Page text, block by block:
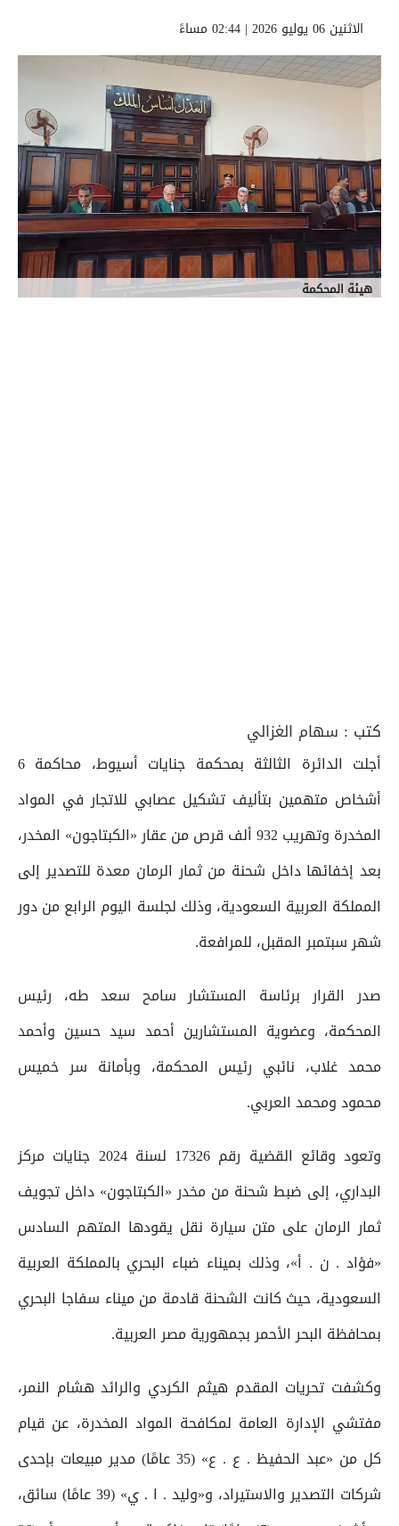
الاثنين 06 يوليو 2026 | 02:44 مساءً
هيئة المحكمة
كتب : سهام الغزالي
أجلت الدائرة الثالثة بمحكمة جنايات أسيوط، محاكمة 6
أشخاص متهمين بتأليف تشكيل عصابي للاتجار في المواد
المخدرة وتهريب 932 ألف قرص من عقار «الكبتاجون» المخدر،
بعد إخفائها داخل شحنة من ثمار الرمان معدة للتصدير إلى
المملكة العربية السعودية، وذلك لجلسة اليوم الرابع من دور
شهر سبتمبر المقبل، للمرافعة.
صدر القرار برئاسة المستشار سامح سعد طه، رئيس
المحكمة، وعضوية المستشارين أحمد سيد حسين وأحمد
محمد غلاب، نائبي رئيس المحكمة، وبأمانة سر خميس
محمود ومحمد العربي.
وتعود وقائع القضية رقم 17326 لسنة 2024 جنايات مركز
البداري، إلى ضبط شحنة من مخدر «الكبتاجون» داخل تجويف
ثمار الرمان على متن سيارة نقل يقودها المتهم السادس
«فؤاد . ن . أ»، وذلك بميناء ضباء البحري بالمملكة العربية
السعودية، حيث كانت الشحنة قادمة من ميناء سفاجا البحري
بمحافظة البحر الأحمر بجمهورية مصر العربية.
وكشفت تحريات المقدم هيثم الكردي والرائد هشام النمر،
مفتشي الإدارة العامة لمكافحة المواد المخدرة، عن قيام
كل من «عبد الحفيظ . ع . ع» (35 عامًا) مدير مبيعات بإحدى
شركات التصدير والاستيراد، و«وليد . ا . ي» (39 عامًا) سائق،